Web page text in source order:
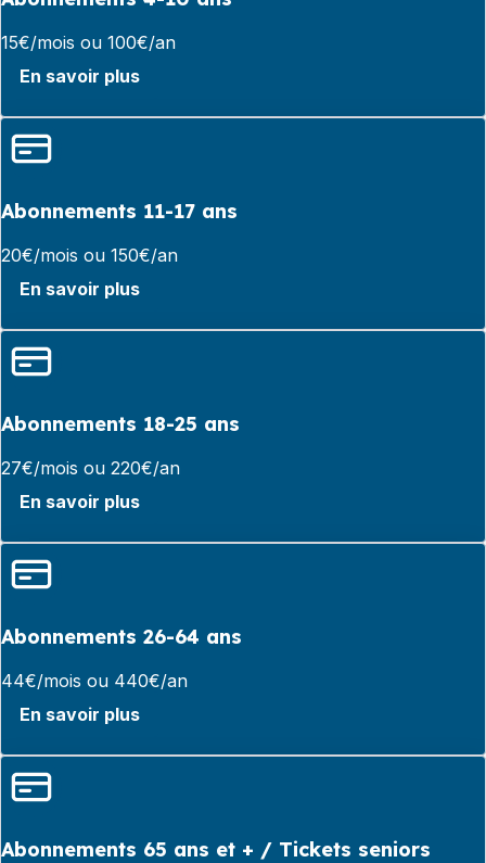
15€/mois ou 100€/an
En savoir plus
Abonnements 11-17 ans
20€/mois ou 150€/an
En savoir plus
Abonnements 18-25 ans
27€/mois ou 220€/an
En savoir plus
Abonnements 26-64 ans
44€/mois ou 440€/an
En savoir plus
Abonnements 65 ans et + / Tickets seniors